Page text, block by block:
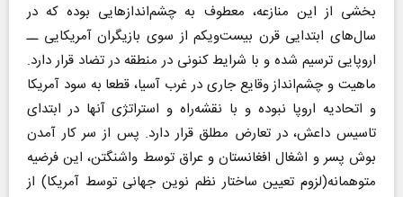
بخشی از این منازعه، معطوف به چشم‌اندازهایی بوده که در
سال‌های ابتدایی قرن بیست‌ویکم از سوی بازیگران آمریکایی ــ‌
اروپایی ترسیم شده و با شرایط کنونی در منطقه در تضاد قرار دارد.
ماهیت و چشم‌انداز وقایع جاری در غرب آسیا، قطعا به سود آمریکا
و اتحادیه اروپا نبوده و با نقشه‌راه و استراتژی آنها در ابتدای
تاسیس داعش، در تعارض مطلق قرار دارد. پس از سر کار آمدن
بوش پسر و اشغال افغانستان و عراق توسط واشنگتن، این فرضیه
متوهمانه(لزوم تعیین ساختار نظم نوین جهانی توسط آمریکا) از